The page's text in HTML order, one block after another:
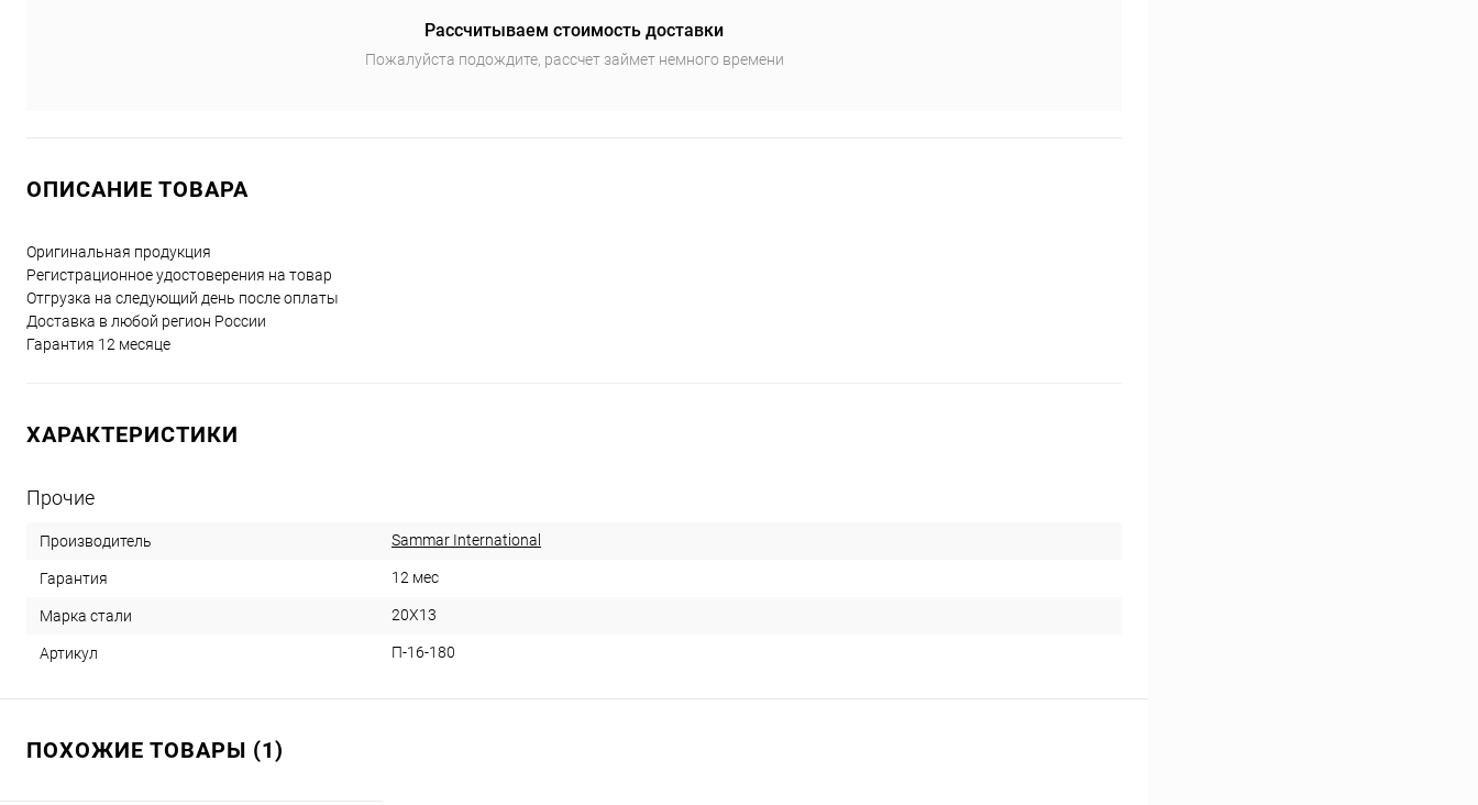
Рассчитываем стоимость доставки
Пожалуйста подождите, рассчет займет немного времени
ОПИСАНИЕ ТОВАРА
Оригинальная продукция
Регистрационное удостоверения на товар
Отгрузка на следующий день после оплаты
Доставка в любой регион России
Гарантия 12 месяце
ХАРАКТЕРИСТИКИ
Прочие
Производитель Sammar International
Гарантия 12 мес
Марка стали 20Х13
Артикул П-16-180
ПОХОЖИЕ ТОВАРЫ (1)